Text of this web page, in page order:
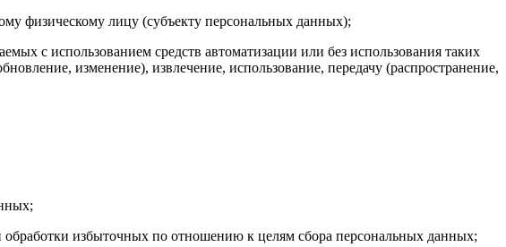
физическому лицу (субъекту персональных данных);
с использованием средств автоматизации или без использования таких
изменение), извлечение, использование, передачу (распространение,
обработки избыточных по отношению к целям сбора персональных данных;